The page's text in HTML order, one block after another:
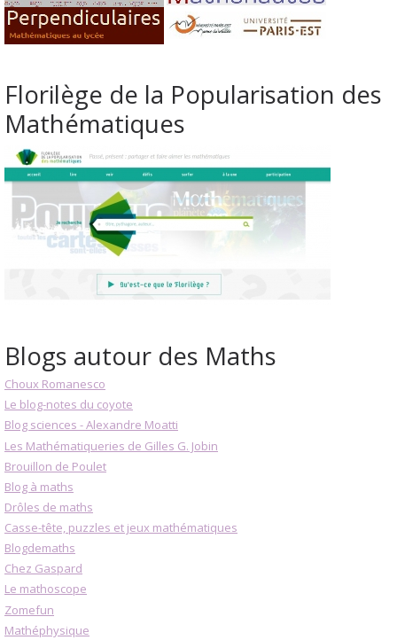
Florilège de la Popularisation des
Mathématiques
Blogs autour des Maths
Choux Romanesco
Le blog-notes du coyote
Blog sciences - Alexandre Moatti
Les Mathématiqueries de Gilles G. Jobin
Brouillon de Poulet
Blog à maths
Drôles de maths
Casse-tête, puzzles et jeux mathématiques
Blogdemaths
Chez Gaspard
Le mathoscope
Zomefun
Mathéphysique